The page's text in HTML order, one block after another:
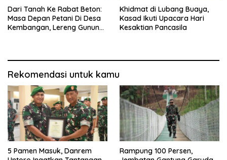
Dari Tanah Ke Rabat Beton:
Masa Depan Petani Di Desa
Kembangan, Lereng Gunung
Khidmat di Lubang Buaya,
Kasad Ikuti Upacara Hari
Kesaktian Pancasila
Rekomendasi untuk kamu
5 Pamen Masuk, Danrem
Rampung 100 Persen,